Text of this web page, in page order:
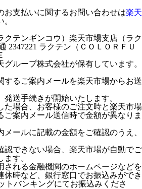
支払いに関するお問い合わせは楽天
。
クテンギンコウ）楽天市場支店（ラク
2347221 ラクテン（ＣＯＬＯＲＦＵ
ループ株式会社が保有しています。
するご案内メールを楽天市場からお送
送手続きが開始いたします。
た場合、お客様のご注文時と楽天市場
ご案内メール送信時で金額が異なりま
ールに記載の金額をご確認のうえ、
認できない場合、楽天市場が自動でご
す。
される金融機関のホームページなどを
休時など、銀行窓口でお振込みができ
トバンキングにてお振込みくださ